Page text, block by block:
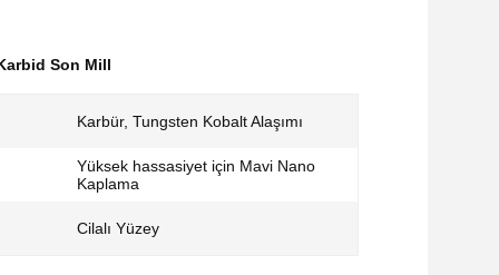
Son Mill
Karbür, Tungsten Kobalt Alaşımı
Yüksek hassasiyet için Mavi Nano
Kaplama
Cilalı Yüzey